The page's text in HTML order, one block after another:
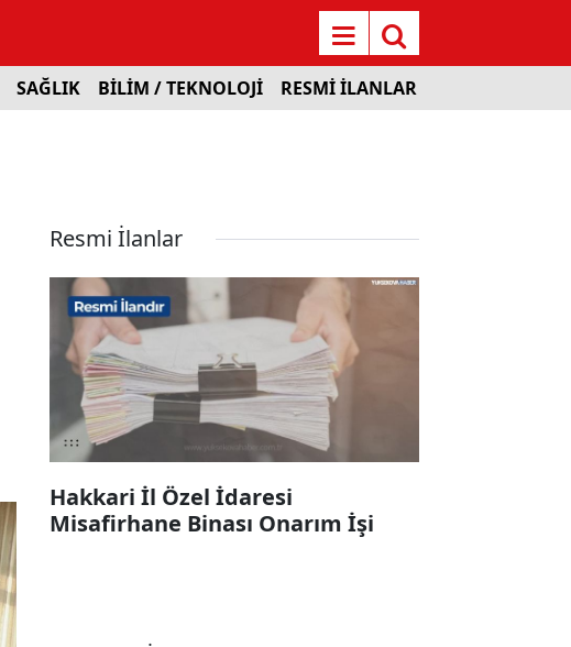
SAĞLIK BİLİM / TEKNOLOJİ RESMİ İLANLAR
Resmi İlanlar
Hakkari İl Özel İdaresi
Misafirhane Binası Onarım İşi